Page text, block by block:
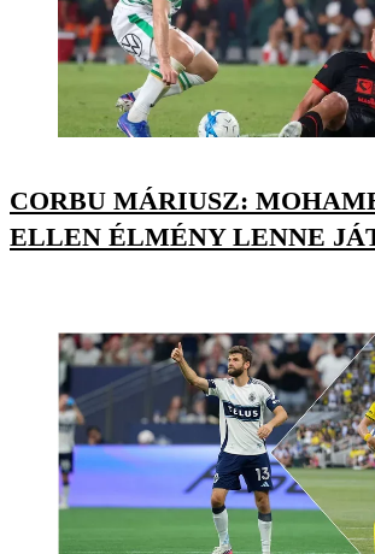
CORBU MÁRIUSZ:
ELLEN ÉLMÉNY LENNE